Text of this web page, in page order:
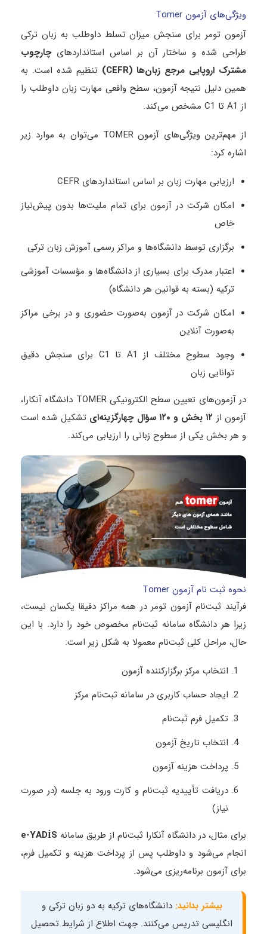
ویژگی‌های آزمون Tomer
آزمون تومر برای سنجش میزان تسلط داوطلب به زبان ترکی
طراحی شده و ساختار آن بر اساس استانداردهایچارچوب
مشترک اروپایی مرجع زبان‌ها(CEFR)
تنظیم شده است. به
همین دلیل نتیجه آزمون، سطح واقعی مهارت زبان داوطلب را
از A1 تا C1 مشخص می‌کند.
از مهم‌ترین ویژگی‌های آزمون TOMER می‌توان به موارد زیر
اشاره کرد:
ارزیابی مهارت زبان بر اساس استانداردهای CEFR
امکان شرکت در آزمون برای تمام ملیت‌ها بدون پیش‌نیاز
خاص
برگزاری توسط دانشگاه‌ها و مراکز رسمی آموزش زبان ترکی
اعتبار مدرک برای بسیاری از دانشگاه‌ها و مؤسسات آموزشی
ترکیه (بسته به قوانین هر دانشگاه)
امکان شرکت در آزمون به‌صورت حضوری و در برخی مراکز
به‌صورت آنلاین
وجود سطوح مختلف از A1 تا C1 برای سنجش دقیق
توانایی زبان
در آزمون‌های تعیین سطح الکترونیکی TOMER دانشگاه آنکارا،
آزمون از ۱۲ بخش و ۱۲۰ سؤال چهارگزینه‌ای تشکیل شده است
و هر بخش یکی از سطوح زبانی را ارزیابی می‌کند.
نحوه ثبت نام آزمون Tomer
فرآیند ثبت‌نام آزمون تومر در همه مراکز دقیقا یکسان نیست،
زیرا هر دانشگاه سامانه ثبت‌نام مخصوص خود را دارد. با این
حال، مراحل کلی ثبت‌نام معمولا به شکل زیر است:
انتخاب مرکز برگزارکننده آزمون
ایجاد حساب کاربری در سامانه ثبت‌نام مرکز
تکمیل فرم ثبت‌نام
انتخاب تاریخ آزمون
پرداخت هزینه آزمون
دریافت تأییدیه ثبت‌نام و کارت ورود به جلسه (در صورت
نیاز)
برای مثال، در دانشگاه آنکارا ثبت‌نام از طریق سامانه e-YADİS
انجام می‌شود و داوطلب پس از پرداخت هزینه و تکمیل فرم،
برای آزمون برنامه‌ریزی می‌شود.
بیشتر بدانید: دانشگا‌ه‌های ترکیه به دو زبان ترکی و
انگلیسی تدریس می‌کنند. جهت اطلاع از شرایط تحصیل